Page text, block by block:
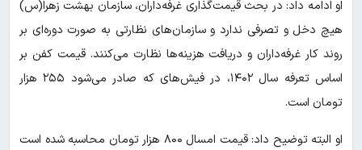
او ادامه داد: در بحث قیمت‌گذاری غرفه‌داران، سازمان بهشت زهرا(س)
هیچ دخل و تصرفی ندارد و سازمان‌های نظارتی به صورت دوره‌ای بر
روند کار غرفه‌داران و دریافت هزینه‌ها نظارت می‌کنند. قیمت کفن بر
اساس تعرفه سال ۱۴۰۲، در فیش‌های که صادر می‌شود ۲۵۵ هزار
تومان است.
او البته توضیح داد: قیمت امسال ۸۰۰ هزار تومان محاسبه شده است